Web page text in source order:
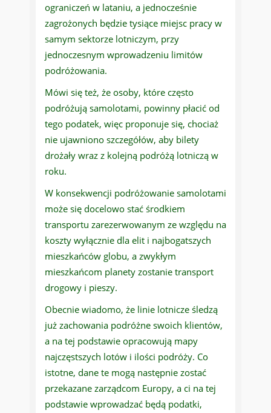
ograniczeń w lataniu, a jednocześnie
zagrożonych będzie tysiące miejsc pracy w
samym sektorze lotniczym, przy
jednoczesnym wprowadzeniu limitów
podróżowania.
Mówi się też, że osoby, które często
podróżują samolotami, powinny płacić od
tego podatek, więc proponuje się, chociaż
nie ujawniono szczegółów, aby bilety
drożały wraz z kolejną podróżą lotniczą w
roku.
W konsekwencji podróżowanie samolotami
może się docelowo stać środkiem
transportu zarezerwowanym ze względu na
koszty wyłącznie dla elit i najbogatszych
mieszkańców globu, a zwykłym
mieszkańcom planety zostanie transport
drogowy i pieszy.
Obecnie wiadomo, że linie lotnicze śledzą
już zachowania podróżne swoich klientów,
a na tej podstawie opracowują mapy
najczęstszych lotów i ilości podróży. Co
istotne, dane te mogą następnie zostać
przekazane zarządcom Europy, a ci na tej
podstawie wprowadzać będą podatki,